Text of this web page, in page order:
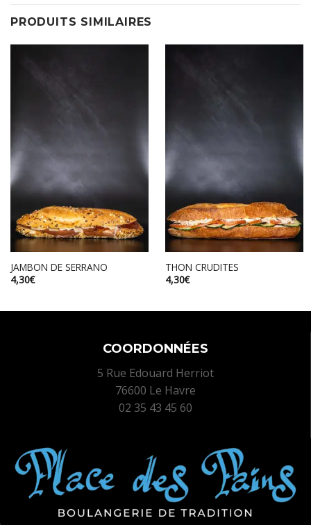
PRODUITS SIMILAIRES
JAMBON DE SERRANO
4,30€
THON CRUDITES
4,30€
COORDONNÉES
5 Rue Edouard Herriot
76600 Le Havre
02 35 43 45 60